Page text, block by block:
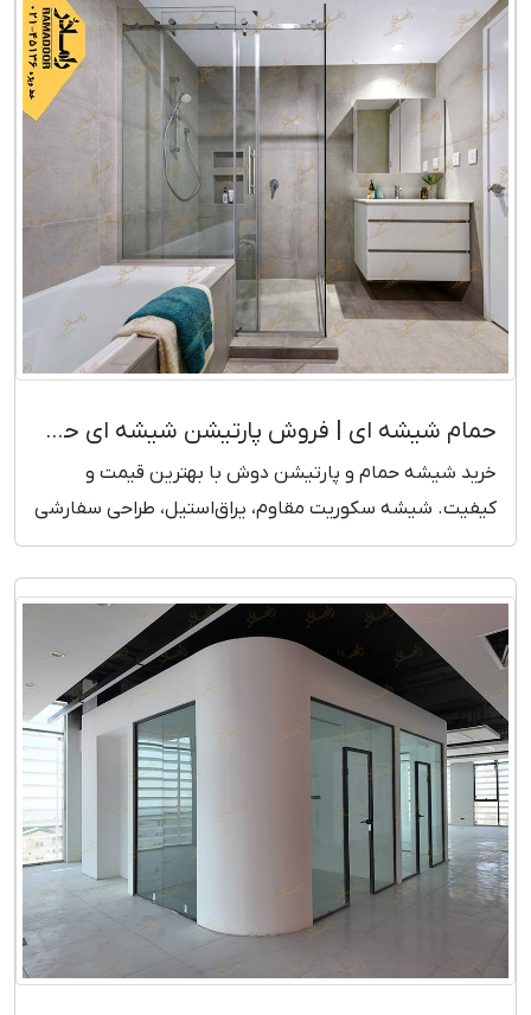
حمام شیشه ای | فروش پارتیشن شیشه ای حمام
خرید شیشه حمام و پارتیشن دوش با بهترین قیمت و
کیفیت. شیشه سکوریت مقاوم، یراق‌استیل، طراحی سفارشی
و نصب فوری. همین حالا مدل‌ها را ببینید!